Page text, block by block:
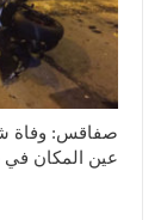
صفاقس: وفاة
عين المكان في